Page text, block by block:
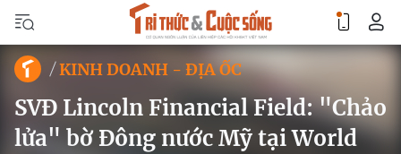
KINH DOANH - ĐỊA ỐC
SVĐ Lincoln Financial Field: "Chảo
lửa" bờ Đông nước Mỹ tại World